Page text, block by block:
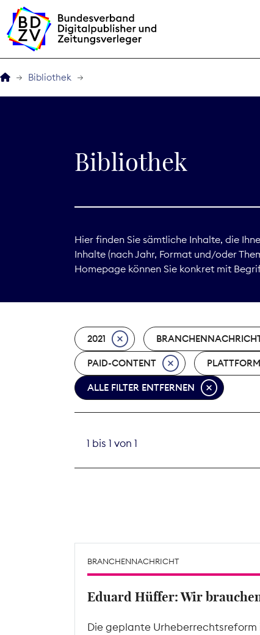
BDZVplus GmbH
Service
Bibliothek
Bibliothek
Hier finden Sie sämtliche Inhalte, die
Inhalte (nach Jahr, Format und/oder
Homepage können Sie konkret mit
2021
PAID-CONTENT
ALLE FILTER ENTFERNEN
1 bis 1 von 1
BRANCHENNACHRICHT
Eduard Hüffer: Wir
Die geplante